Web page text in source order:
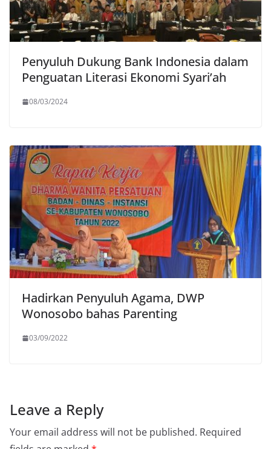
Penyuluh Dukung Bank Indonesia dalam
Penguatan Literasi Ekonomi Syari’ah
08/03/2024
Hadirkan Penyuluh Agama, DWP
Wonosobo bahas Parenting
03/09/2022
Leave a Reply
Your email address will not be published. Required